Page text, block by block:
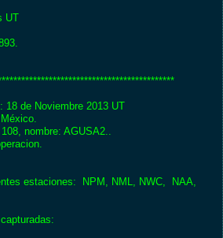
UT
18 de Noviembre 2013 UT
nombre: AGUSA2..
estaciones: NPM, NML, NWC, NAA,